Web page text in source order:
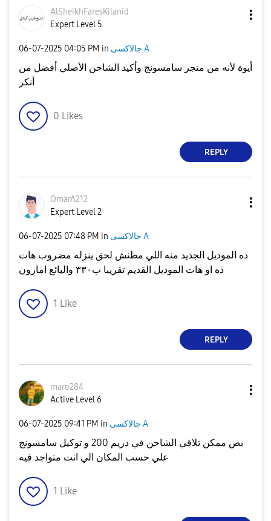
AlSheikhFaresKilanid
Expert Level 5
‎06-07-2025 04:05 PM in جالاكسى A
أيوة لأنه من متجر سامسونج وأكيد الشاحن الأصلي أفضل من
أنكر
0 Likes
REPLY
OmarA212
Expert Level 2
‎06-07-2025 07:48 PM in جالاكسى A
ده الموديل الجديد منه اللي مظنش لحق ينزله مضروب هات
ده او هات الموديل القديم تقريبا ب٣٣٠ والبائع امازون
1 Like
REPLY
maro284
Active Level 6
‎06-07-2025 09:41 PM in جالاكسى A
بص ممكن تلاقي الشاحن في دريم 200 و توكيل سامسونج
علي حسب المكان الي انت متواجد فيه
1 Like